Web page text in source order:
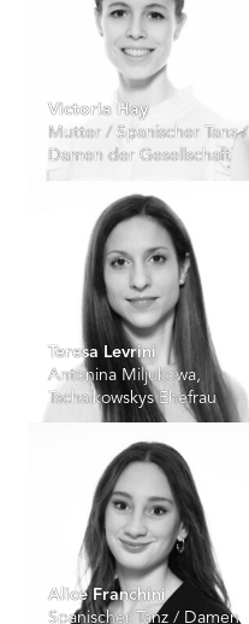
Victoria Hay
Mutter / Spanischer Tanz /
Damen der Gesellschaft
Teresa Levrini
Antonina Miljukowa,
Tschaikowskys Ehefrau
Alice Franchini
Spanischer Tanz / Damen